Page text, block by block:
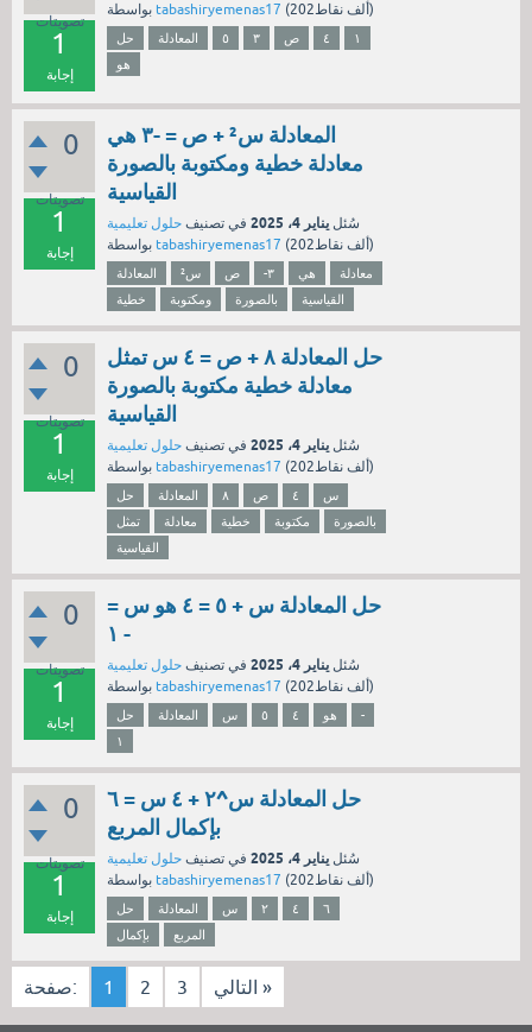
تصويتات
1
إجابة
tabashiryemenas17 ( 202ألف نقاط)
حل المعادلة ٥ ٣ ص ٤
١
هو
0
تصويتات
1
إجابة
المعادلة س² + ص = -٣ هي
معادلة خطية ومكتوبة بالصورة
القياسية
سُئل يناير 4، 2025 في تصنيف حلول تعليمية
tabashiryemenas17 ( 202ألف نقاط)
المعادلة س² ص -٣ هي
معادلة
خطية
ومكتوبة بالصورة القياسية
0
تصويتات
1
إجابة
حل المعادلة ٨ + ص = ٤ س تمثل
معادلة خطية مكتوبة بالصورة
القياسية
سُئل يناير 4، 2025 في تصنيف حلول تعليمية
tabashiryemenas17 ( 202ألف نقاط)
حل المعادلة ٨ ص ٤
س
تمثل
معادلة خطية مكتوبة
بالصورة
القياسية
0
تصويتات
1
إجابة
حل المعادلة س + ٥ = ٤ هو س =
- ١
سُئل يناير 4، 2025 في تصنيف حلول تعليمية
tabashiryemenas17 ( 202ألف نقاط)
حل المعادلة س ٥ ٤ هو
-
١
0
تصويتات
1
إجابة
حل المعادلة س^٢ + ٤ س = ٦
بإكمال المربع
سُئل يناير 4، 2025 في تصنيف حلول تعليمية
tabashiryemenas17 ( 202ألف نقاط)
حل المعادلة س ٢ ٤
٦
بإكمال
المربع
صفحة: 1 2 3 التالي »